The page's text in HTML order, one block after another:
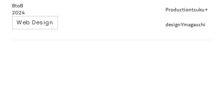
BtoB
2024
Web Design
Productiontsuku+
designYmagauchi